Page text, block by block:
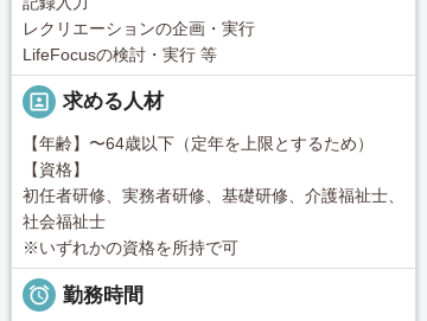
レクリエーションの企画・実行
LifeFocusの検討・実行 等
portrait 求める人材
【年齢】〜64歳以下（定年を上限とするため）
【資格】
初任者研修、実務者研修、基礎研修、介護福祉士、
社会福祉士
※いずれかの資格を所持で可
 勤務時間